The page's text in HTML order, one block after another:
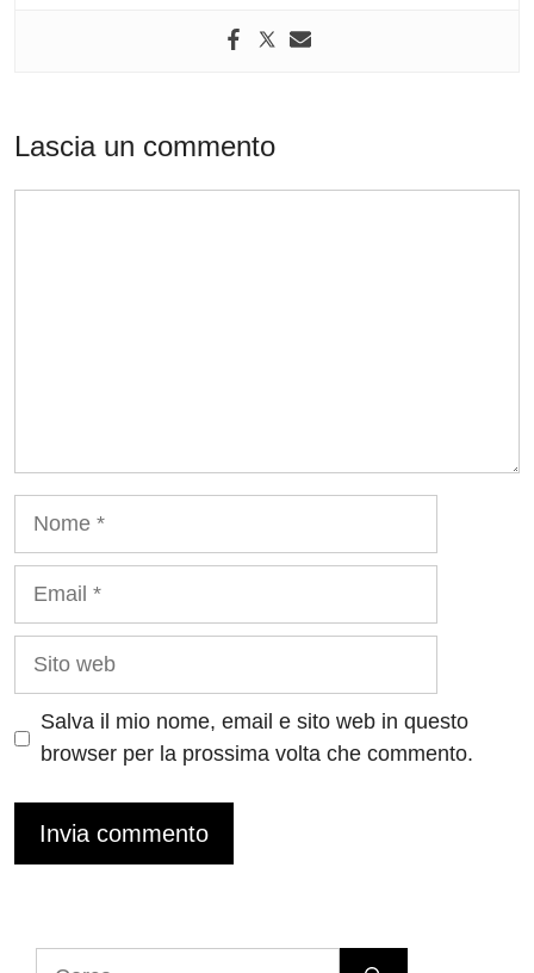
Lascia un commento
Sito
Salva il mio nome, email e sito web in questo
browser per la prossima volta che commento.